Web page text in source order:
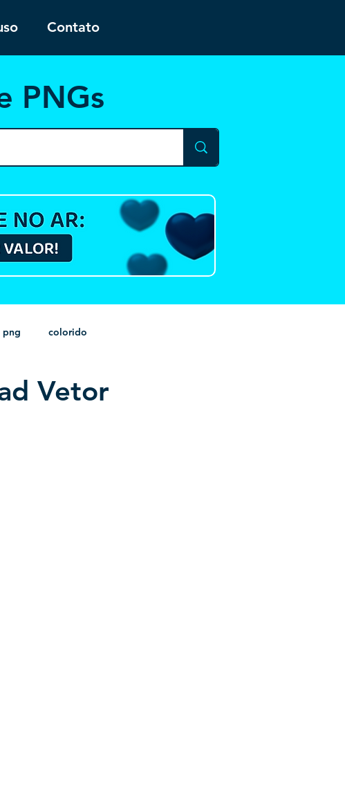
Contato
PNGs
png colorido
heráldica
Vetor